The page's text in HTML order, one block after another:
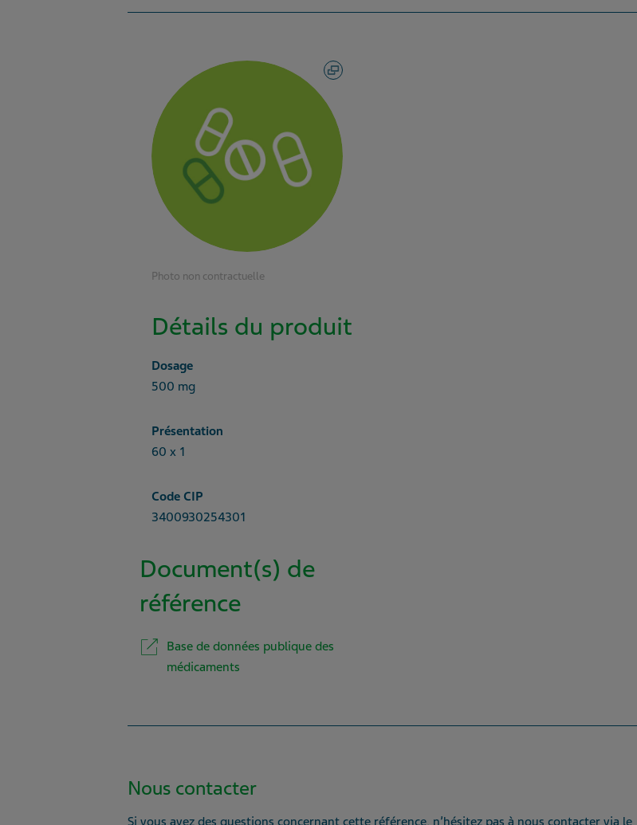
Photo non contractuelle
Détails du produit
Dosage
500 mg
Présentation
60 x 1
Code CIP
3400930254301
Document(s) de
référence
Base de données publique des
médicaments
Nous contacter
Si vous avez des questions concernant cette référence, n’hésitez pas à nous contacter via le